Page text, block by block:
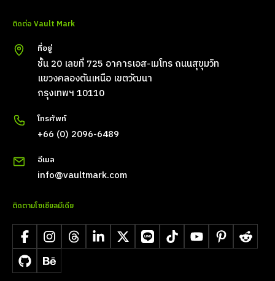
ติดต่อ Vault Mark
ที่อยู่
ชั้น 20 เลขที่ 725 อาคารเอส-เมโทร ถนนสุขุมวิท
แขวงคลองตันเหนือ เขตวัฒนา
กรุงเทพฯ 10110
โทรศัพท์
+66 (0) 2096-6489
อีเมล
info@vaultmark.com
ติดตามโซเชียลมีเดีย
FacebookInstagramThreadsLinkedIn
X LINE TikTokYouTubePinterestReddit
GitHubBehance